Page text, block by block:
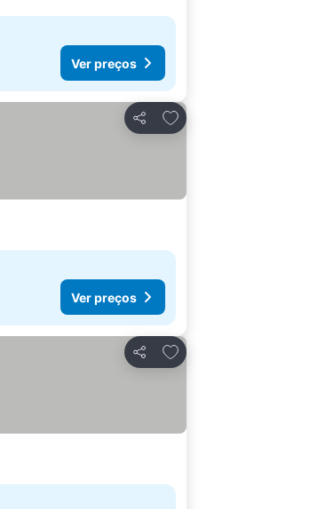
Ver preços
Partilhar
Adicionar aos favoritos
Ver preços
Partilhar
Adicionar aos favoritos